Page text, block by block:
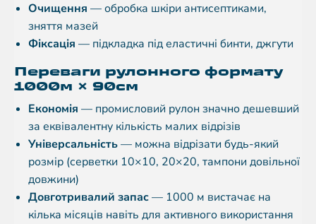
Очищення — обробка шкіри антисептиками,
зняття мазей
Фіксація — підкладка під еластичні бинти, джгути
Переваги рулонного формату
1000м × 90см
Економія — промисловий рулон значно дешевший
за еквівалентну кількість малих відрізів
Універсальність— можна відрізати будь-який
розмір (серветки 10×10, 20×20, тампони довільної
довжини)
Довготривалий запас— 1000 м вистачає на
кілька місяців навіть для активного використання